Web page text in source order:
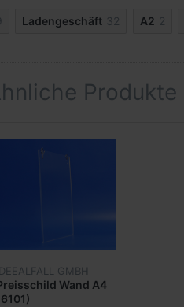
Ladengeschäft 32 A2 2
Produkte
GMBH
Wand A4